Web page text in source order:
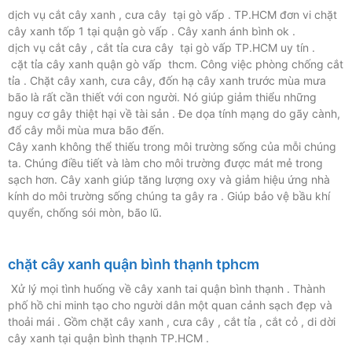
dịch vụ cắt cây xanh , cưa cây tại gò vấp . TP.HCM đơn vi chặt
cây xanh tốp 1 tại quận gò vấp . Cây xanh ánh bình ok .
dịch vụ cắt cây , cắt tỉa cưa cây tại gò vấp TP.HCM uy tín .
cặt tỉa cây xanh quận gò vấp thcm. Công việc phòng chống cắt
tỉa . Chặt cây xanh, cưa cây, đốn hạ cây xanh trước mùa mưa
bão là rất cần thiết với con người. Nó giúp giảm thiểu những
nguy cơ gây thiệt hại về tài sản . Đe dọa tính mạng do gãy cành,
đổ cây mỗi mùa mưa bão đến.
Cây xanh không thể thiếu trong môi trường sống của mỗi chúng
ta. Chúng điều tiết và làm cho môi trường được mát mẻ trong
sạch hơn. Cây xanh giúp tăng lượng oxy và giảm hiệu ứng nhà
kính do môi trường sống chúng ta gây ra . Giúp bảo vệ bầu khí
quyển, chống sói mòn, bão lũ.
chặt cây xanh quận bình thạnh tphcm
Xử lý mọi tình huống về cây xanh tai quận bình thạnh . Thành
phố hồ chi minh tạo cho người dân một quan cảnh sạch đẹp và
thoải mái . Gồm chặt cây xanh , cưa cây , cắt tỉa , cắt cỏ , di dời
cây xanh tại quận bình thạnh TP.HCM .